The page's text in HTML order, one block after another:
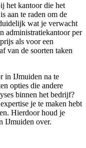
het kantoor die het
aan te raden om de
wat je verwacht
administratiekantoor per
als voor een
van de soorten taken
in IJmuiden na te
opties die andere
binnen het bedrijf?
je te maken hebt
Hierdoor houd je
IJmuiden over.